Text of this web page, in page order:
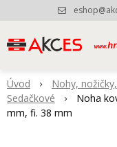
Úvod Nohy,
Sedačkové
Noha
mm, fi. 38 mm